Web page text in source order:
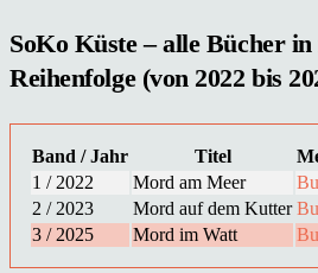
SoKo Küste – alle Bücher
Reihenfolge (von 2022 bis
Band / Jahr Titel
1 / 2022
Mord am Meer
2 / 2023
Mord auf dem Kutter
3 / 2025
Mord im Watt